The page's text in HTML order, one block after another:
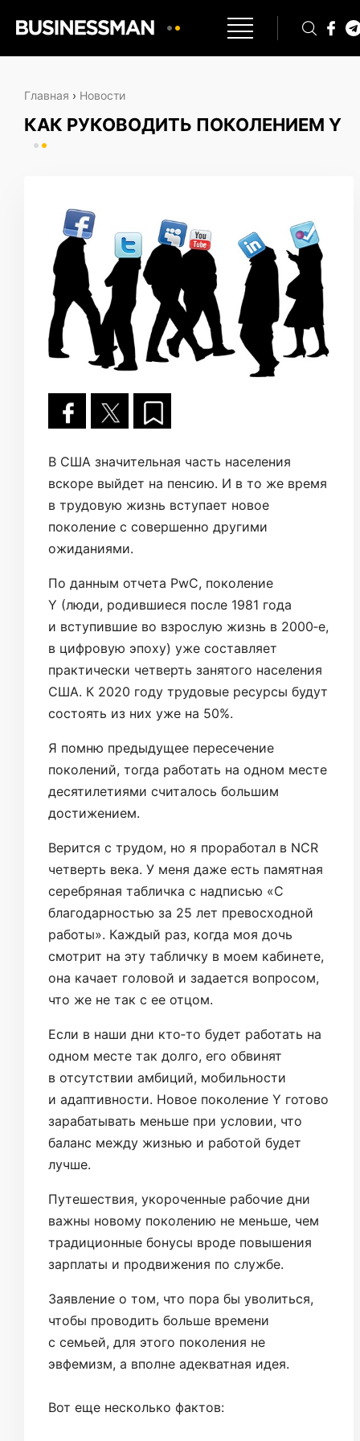
Главная › Новости
КАК РУКОВОДИТЬ ПОКОЛЕНИЕМ Y
В США значительная часть населения
вскоре выйдет на пенсию. И в то же время
в трудовую жизнь вступает новое
поколение с совершенно другими
ожиданиями.
По данным отчета PwC, поколение
Y (люди, родившиеся после 1981 года
и вступившие во взрослую жизнь в 2000‑е,
в цифровую эпоху) уже составляет
практически четверть занятого населения
США. К 2020 году трудовые ресурсы будут
состоять из них уже на 50%.
Я помню предыдущее пересечение
поколений, тогда работать на одном месте
десятилетиями считалось большим
достижением.
Верится с трудом, но я проработал в NCR
четверть века. У меня даже есть памятная
серебряная табличка с надписью «C
благодарностью за 25 лет превосходной
работы». Каждый раз, когда моя дочь
смотрит на эту табличку в моем кабинете,
она качает головой и задается вопросом,
что же не так с ее отцом.
Если в наши дни кто‑то будет работать на
одном месте так долго, его обвинят
в отсутствии амбиций, мобильности
и адаптивности. Новое поколение Y готово
зарабатывать меньше при условии, что
баланс между жизнью и работой будет
лучше.
Путешествия, укороченные рабочие дни
важны новому поколению не меньше, чем
традиционные бонусы вроде повышения
зарплаты и продвижения по службе.
Заявление о том, что пора бы уволиться,
чтобы проводить больше времени
с семьей, для этого поколения не
эвфемизм, а вполне адекватная идея.
Вот еще несколько фактов: